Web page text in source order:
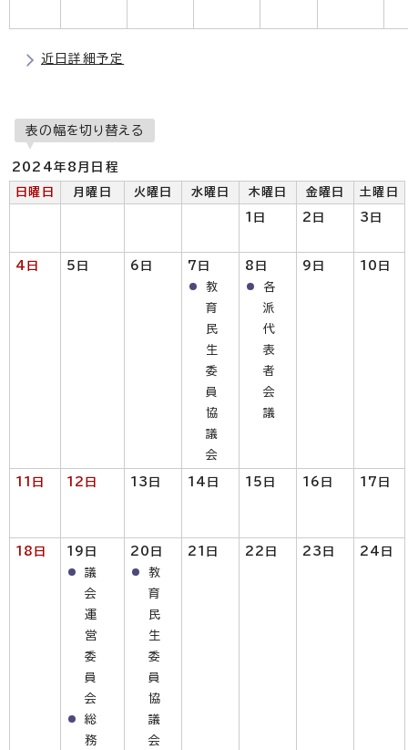
近日詳細予定
表の幅を切り替える
2024年8月日程
日曜日 月曜日 火曜日 水曜日 木曜日 金曜日 土曜日
1日 2日 3日
4日 5日 6日
7日
教
育
民
生
委
員
協
議
会
8日
各
派
代
表
者
会
議
9日 10日
11日 12日 13日 14日 15日 16日 17日
18日
19日
議
会
運
営
委
員
会
総
務
20日
教
育
民
生
委
員
協
議
会
21日 22日 23日 24日